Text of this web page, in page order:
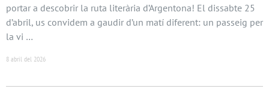
portar a descobrir la ruta literària d’Argentona! El dissabte 25
d’abril, us convidem a gaudir d’un matí diferent: un passeig per
la vi …
8 abril del 2026